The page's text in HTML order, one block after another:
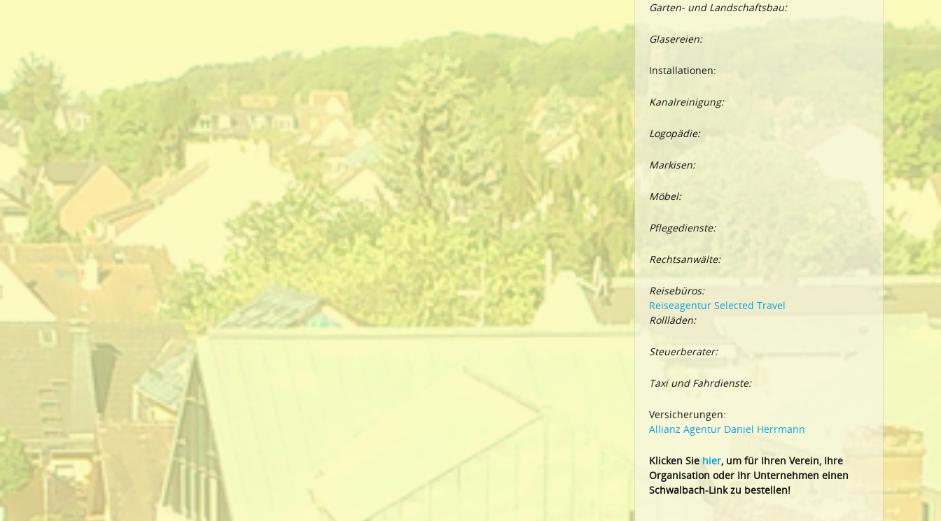
Garten- und Landschaftsbau:
Glasereien:
Installationen:
Kanalreinigung:
Logopädie:
Markisen:
Möbel:
Pflegedienste:
Rechtsanwälte:
Reisebüros:
Reiseagentur Selected Travel
Rollläden:
Steuerberater:
Taxi und Fahrdienste:
Versicherungen:
Allianz Agentur Daniel Herrmann
Klicken Siehier, um für Ihren Verein, Ihre
Organisation oder Ihr Unternehmen einen
Schwalbach-Link zu bestellen!